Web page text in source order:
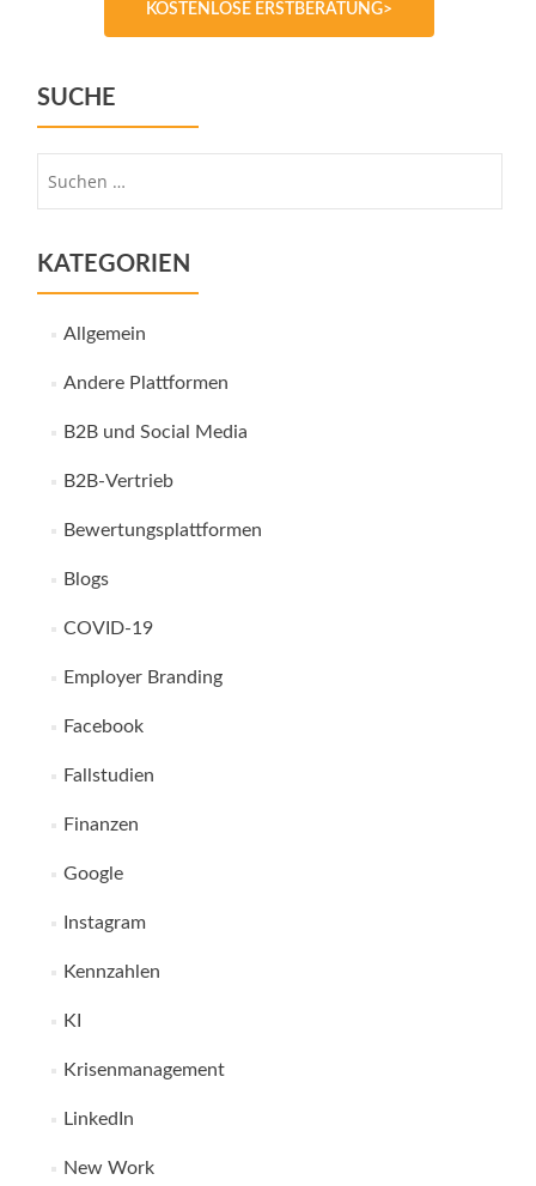
KOSTENLOSE ERSTBERATUNG>
SUCHE
KATEGORIEN
Allgemein
Andere Plattformen
B2B und Social Media
B2B-Vertrieb
Bewertungsplattformen
Blogs
COVID-19
Employer Branding
Facebook
Fallstudien
Finanzen
Google
Instagram
Kennzahlen
KI
Krisenmanagement
LinkedIn
New Work